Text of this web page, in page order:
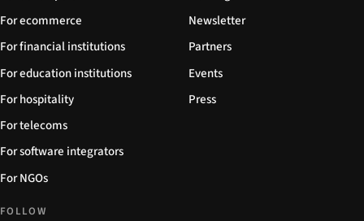
For ecommerce
For financial institutions
For education institutions
For hospitality
For telecoms
For software integrators
For NGOs
Newsletter
Partners
Events
Press
FOLLOW